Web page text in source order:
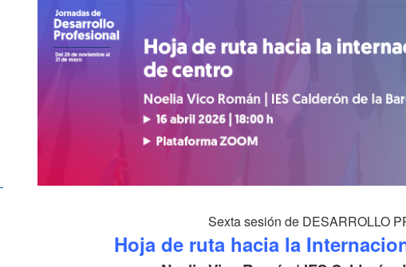
Sexta sesión de DESARROLLO
Hoja de ruta hacia la